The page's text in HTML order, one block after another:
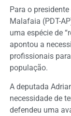
Para o
Malafaia (PDT-
uma espécie de
apontou a
profissionais
população.
A deputada
necessidade de
defendeu uma